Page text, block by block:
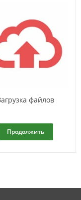
файлов
Продолжить